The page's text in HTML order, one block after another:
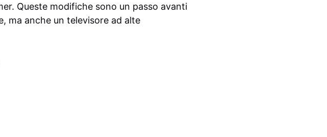
Queste modifiche sono un passo avanti
ma anche un televisore ad alte